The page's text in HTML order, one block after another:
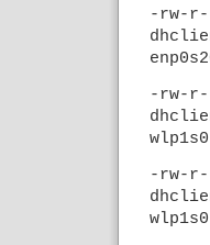
-rw-
-rw-
-rw-